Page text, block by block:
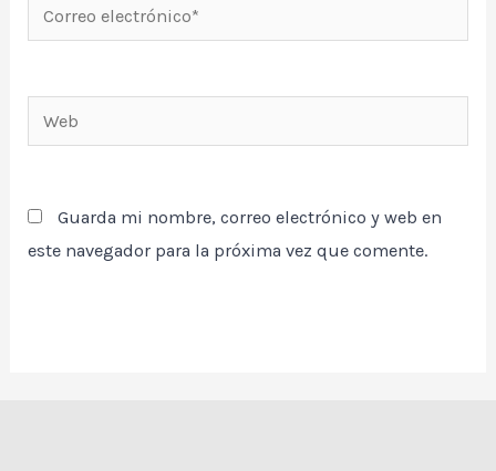
electrónico*
Web
Guarda mi nombre, correo electrónico y web en
este navegador para la próxima vez que comente.